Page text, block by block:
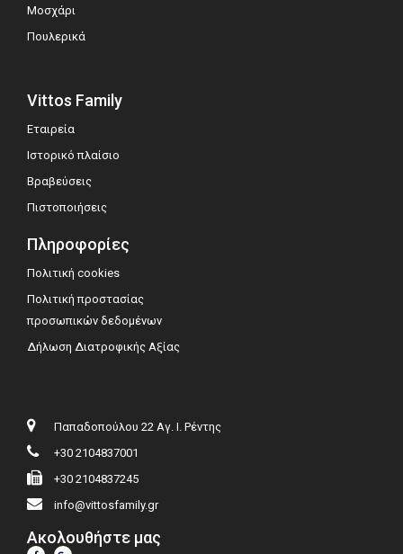
Μοσχάρι
Πουλερικά
Vittos Family
Εταιρεία
Ιστορικό πλαίσιο
Βραβεύσεις
Πιστοποιήσεις
Πληροφορίες
Πολιτική cookies
Πολιτική προστασίας
προσωπικών δεδομένων
Δήλωση Διατροφικής Αξίας
Παπαδοπούλου 22 Αγ. Ι. Ρέντης
+30 2104837001
+30 2104837245
info@vittosfamily.gr
Ακολουθήστε μας